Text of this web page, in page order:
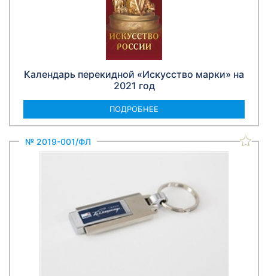
Календарь перекидной «Искусство марки» на
2021 год
ПОДРОБНЕЕ
№ 2019-001/ФЛ